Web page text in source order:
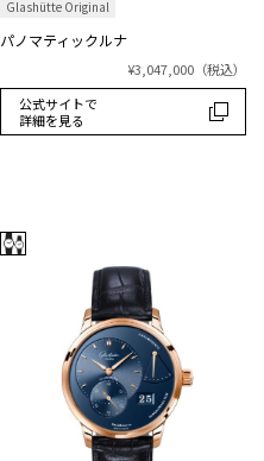
Glashütte Original
パノマティックルナ
¥3,047,000 （税込）
公式サイトで
詳細を見る